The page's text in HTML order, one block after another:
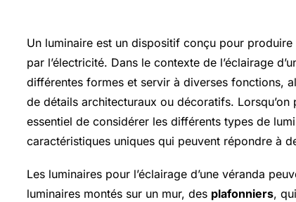
Un luminaire est un dispositif conçu pour
par l’électricité. Dans le contexte de l’éclairage
différentes formes et servir à diverses fonctions,
de détails architecturaux ou décoratifs.
essentiel de considérer les différents types de
caractéristiques uniques qui peuvent répondre à
Les luminaires pour l’éclairage d’une véranda
luminaires montés sur un mur, des plafonniers,